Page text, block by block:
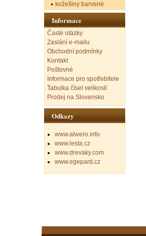
kožešiny barvené
Informace
Časté otázky
Zaslání e-mailu
Obchodní podmínky
Kontakt
Poštovné
Informace pro spotřebitele
Tabulka čísel velikostí
Prodej na Slovensko
Odkazy
www.alwero.info
www.lesta.cz
www.drevaky.com
www.egepard.cz